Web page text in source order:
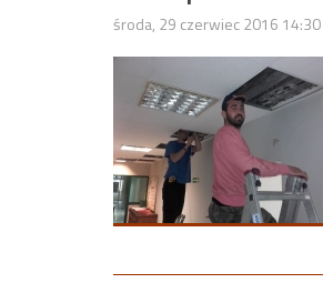
środa, 29 czerwiec 2016 14:30